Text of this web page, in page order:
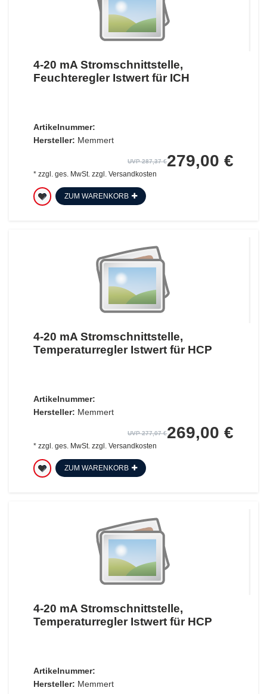
4-20 mA Stromschnittstelle,
Feuchteregler Istwert für ICH
Artikelnummer:
Hersteller: Memmert
UVP 287,37 €279,00 €
* zzgl. ges. MwSt.zzgl. Versandkosten
ZUM WARENKORB
4-20 mA Stromschnittstelle,
Temperaturregler Istwert für HCP
Artikelnummer:
Hersteller: Memmert
UVP 277,07 €269,00 €
* zzgl. ges. MwSt.zzgl. Versandkosten
ZUM WARENKORB
4-20 mA Stromschnittstelle,
Temperaturregler Istwert für HCP
Artikelnummer:
Hersteller: Memmert